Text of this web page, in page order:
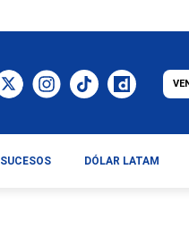
SUCESOS DÓLAR LATAM